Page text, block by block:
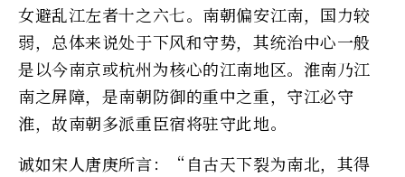
女避乱江左者十之六七。南朝偏安江南，国力较
弱，总体来说处于下风和守势，其统治中心一般
是以今南京或杭州为核心的江南地区。淮南乃江
南之屏障，是南朝防御的重中之重，守江必守
淮，故南朝多派重臣宿将驻守此地。
诚如宋人唐庚所言：“自古天下裂为南北，其得